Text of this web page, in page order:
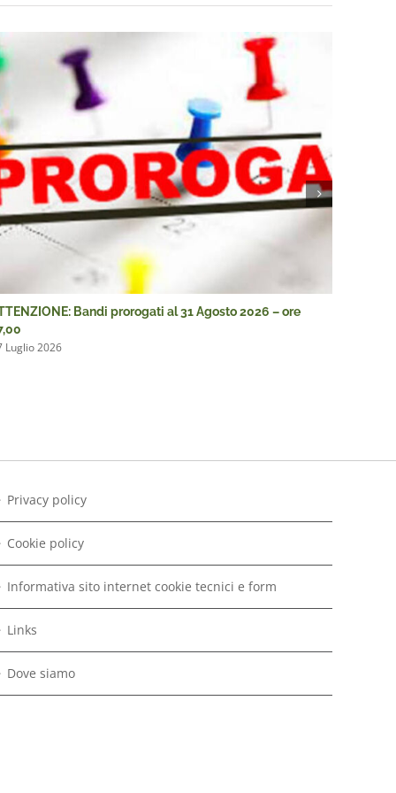
Bandi prorogati al 31 Agosto 2026 – ore
Luglio 2026
Privacy policy
Cookie policy
Informativa sito internet cookie tecnici e form
Links
Dove siamo